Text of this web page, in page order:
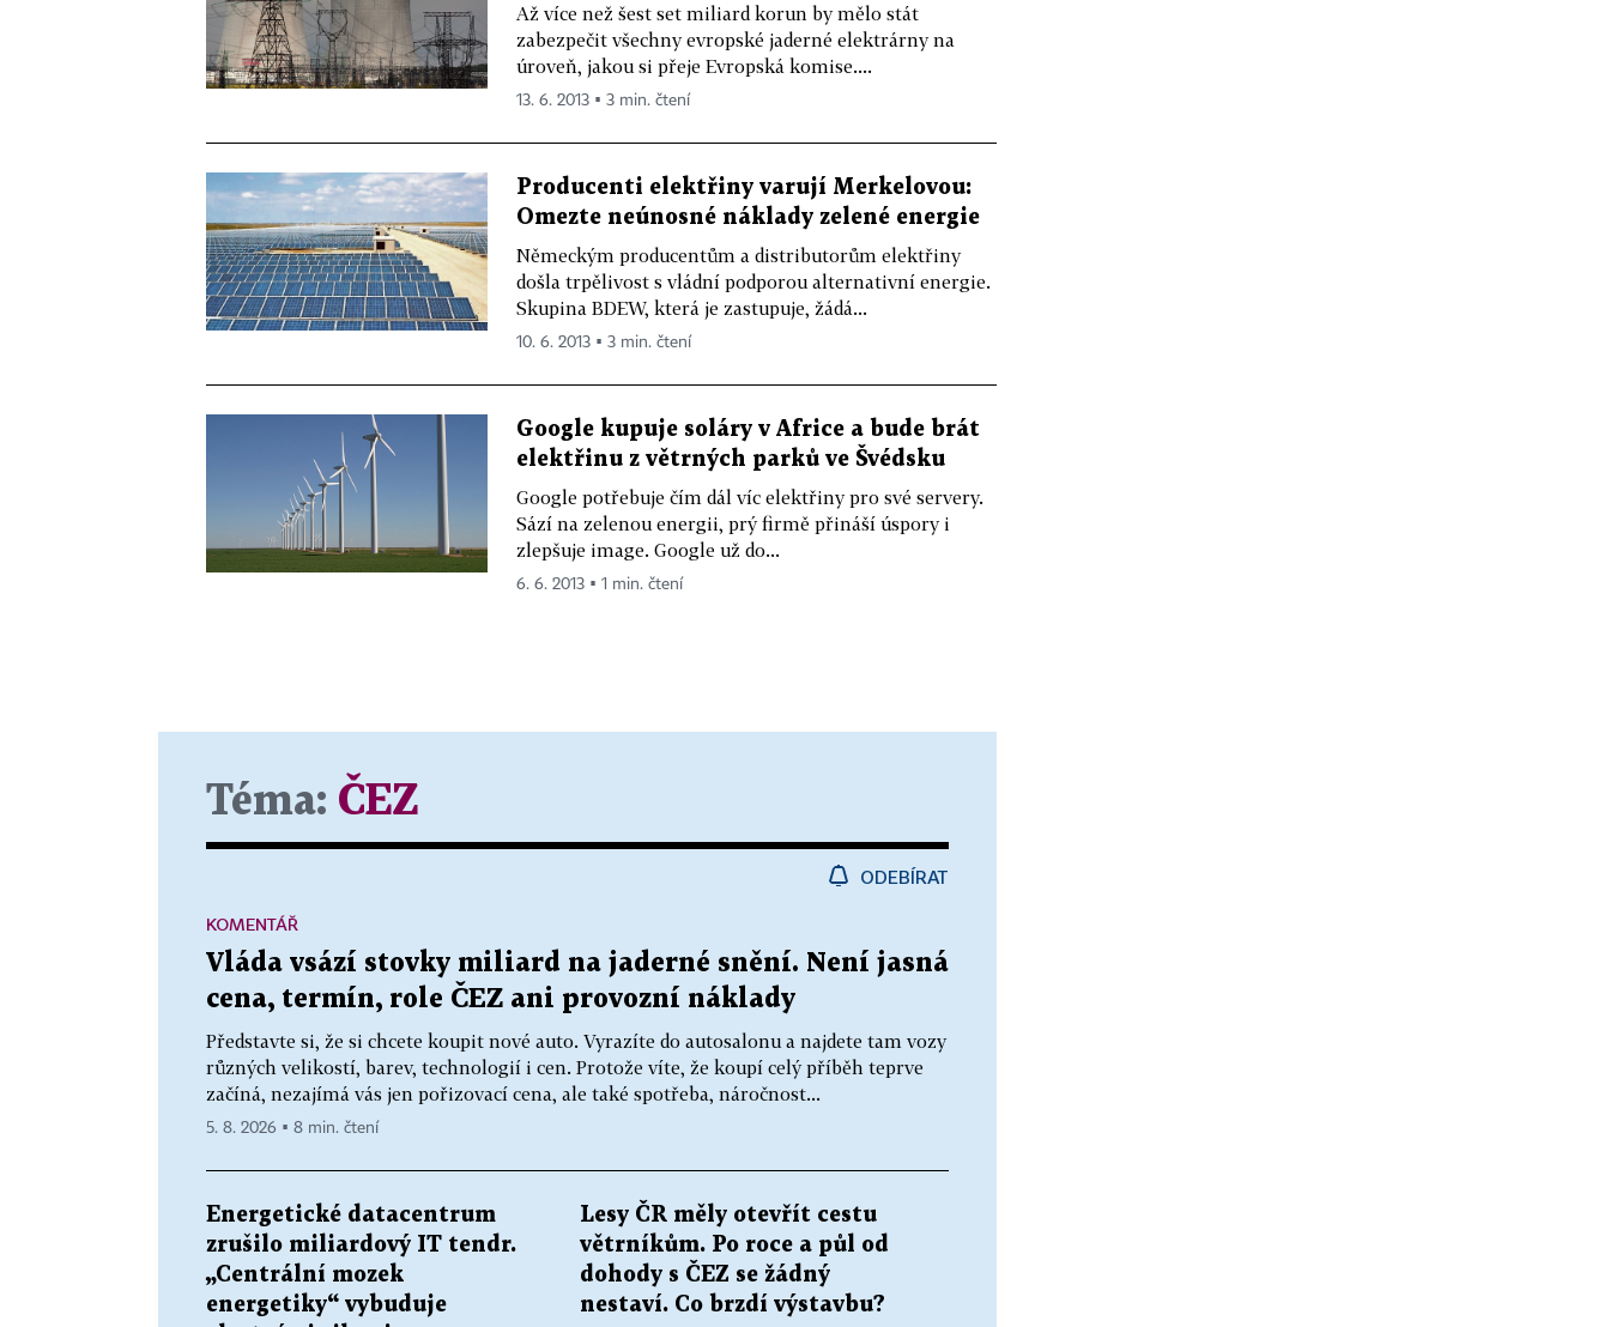
Až více než šest set miliard korun by mělo stát
zabezpečit všechny evropské jaderné elektrárny na
úroveň, jakou si přeje Evropská komise....
13. 6. 2013 ▪ 3 min. čtení
Producenti elektřiny varují Merkelovou:
Omezte neúnosné náklady zelené energie
Německým producentům a distributorům elektřiny
došla trpělivost s vládní podporou alternativní energie.
Skupina BDEW, která je zastupuje, žádá...
10. 6. 2013 ▪ 3 min. čtení
Google kupuje soláry v Africe a bude brát
elektřinu z větrných parků ve Švédsku
Google potřebuje čím dál víc elektřiny pro své servery.
Sází na zelenou energii, prý firmě přináší úspory i
zlepšuje image. Google už do...
6. 6. 2013 ▪ 1 min. čtení
Téma: ČEZ
ODEBÍRAT
Vláda vsází stovky miliard na jaderné snění. Není jasná
cena, termín, role ČEZ ani provozní náklady
Představte si, že si chcete koupit nové auto. Vyrazíte do autosalonu a najdete tam vozy
různých velikostí, barev, technologií i cen. Protože víte, že koupí celý příběh teprve
začíná, nezajímá vás jen pořizovací cena, ale také spotřeba, náročnost...
KOMENTÁŘ
5. 8. 2026 ▪ 8 min. čtení
Energetické datacentrum
zrušilo miliardový IT tendr.
„Centrální mozek
energetiky“ vybuduje
Lesy ČR měly otevřít cestu
větrníkům. Po roce a půl od
dohody s ČEZ se žádný
nestaví. Co brzdí výstavbu?